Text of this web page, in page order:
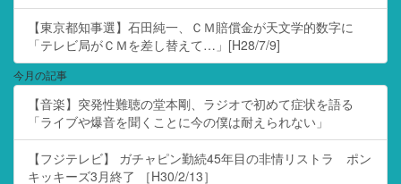
【東京都知事選】石田純一、ＣＭ賠償金が天文学的数字に
「テレビ局がＣＭを差し替えて…」[H28/7/9]
今月の記事
【音楽】突発性難聴の堂本剛、ラジオで初めて症状を語る
「ライブや爆音を聞くことに今の僕は耐えられない」
【フジテレビ】 ガチャピン勤続45年目の非情リストラ ポン
キッキーズ3月終了 ［H30/2/13］